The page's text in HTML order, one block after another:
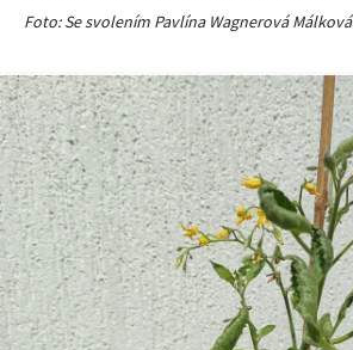
Foto: Se svolením Pavlína Wagnerová Málková